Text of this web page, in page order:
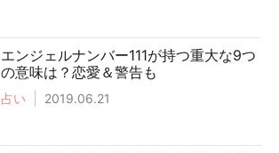
エンジェルナンバー111が持つ重大な9つ
の意味は？恋愛＆警告も
占い 2019.06.21